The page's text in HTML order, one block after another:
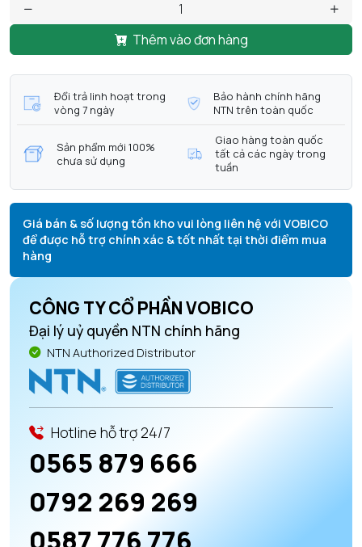
Thêm vào đơn hàng
Đổi trả linh hoạt trong
vòng 7 ngày
Bảo hành chính hãng
NTN trên toàn quốc
Sản phẩm mới 100%
chưa sử dụng
Giao hàng toàn quốc
tất cả các ngày trong
tuần
Giá bán & số lượng tồn kho vui lòng liên hệ với VOBICO
để được hỗ trợ chính xác & tốt nhất tại thời điểm mua
hàng
CÔNG TY CỔ PHẦN VOBICO
Đại lý uỷ quyền NTN chính hãng
NTN Authorized Distributor
Hotline hỗ trợ 24/7
0565 879 666
0792 269 269